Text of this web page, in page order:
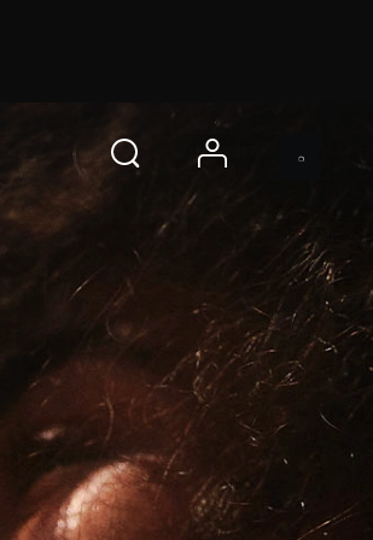
account